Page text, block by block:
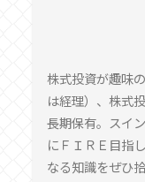
株式投資が趣味
は経理）、株式
長期保有。スイ
にＦＩＲＥ目指
なる知識をぜひ